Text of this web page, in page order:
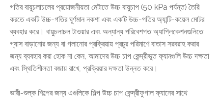
গতির বায়ুচলাচলের প্রয়োজনীয়তা মেটাতে উচ্চ বায়ুচাপ (50 kPa পর্যন্ত) তৈরি
করতে একটি উচ্চ-গতির ঘূর্ণমান নকশা এবং একটি উচ্চ-গতির অ্যান্টি-কয়েল মোটর
ব্যবহার করে। বায়ুচলাচল টাওয়ার এবং অন্যান্য পরিবেশগত অ্যাপ্লিকেশনগুলিতে
গ্যাস বাড়ানোর জন্য বা গলানোর প্রক্রিয়ায় প্রচুর পরিমাণে বাতাস সরবরাহ করার
জন্য ব্যবহার করা হোক না কেন, আমাদের উচ্চ চাপ কেন্দ্রীভূত ফ্যানগুলি উচ্চ দক্ষতা
এবং স্থিতিশীলতা বজায় রাখে, প্রক্রিয়ার দক্ষতা উন্নত করে।
ভারী-শুল্ক শিল্পের জন্য এগুলিকে শিল্প উচ্চ চাপ কেন্দ্রীফুগাল ফ্যানের সাথে